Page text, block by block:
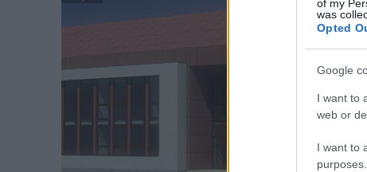
of my
was
Opted
Google
I want to
web or
I want to
purposes.